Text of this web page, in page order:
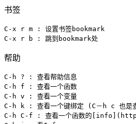
书签
C-x r m : 设置书签bookmark
C-x r b : 跳到bookmark处
帮助
C-h ? : 查看帮助信息
C-h f : 查看一个函数
C-h v : 查看一个变量
C-h k : 查看一个键绑定 (C－h c 也是查
C-h C-f : 查看一个函数的